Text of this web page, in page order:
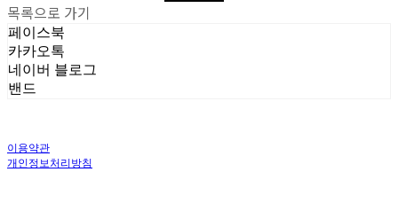
목록으로 가기
페이스북
카카오톡
네이버 블로그
밴드
이용약관
개인정보처리방침